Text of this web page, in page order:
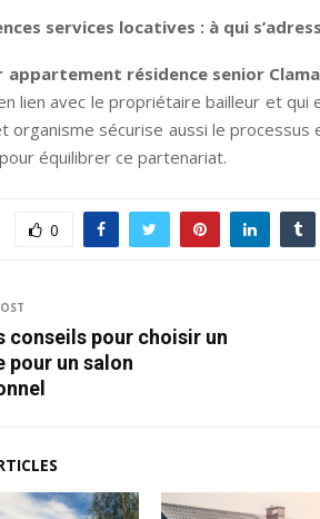
services locatives : à qui
appartement résidence senior
lien avec le propriétaire bailleur et
organisme sécurise aussi le
équilibrer ce partenariat.
0
conseils pour choisir un
pour un salon